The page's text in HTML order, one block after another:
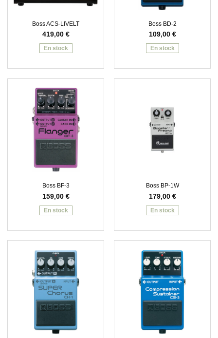
Boss ACS-LIVELT
419,00 €
En stock
Boss BD-2
109,00 €
En stock
Boss BF-3
159,00 €
En stock
Boss BP-1W
179,00 €
En stock